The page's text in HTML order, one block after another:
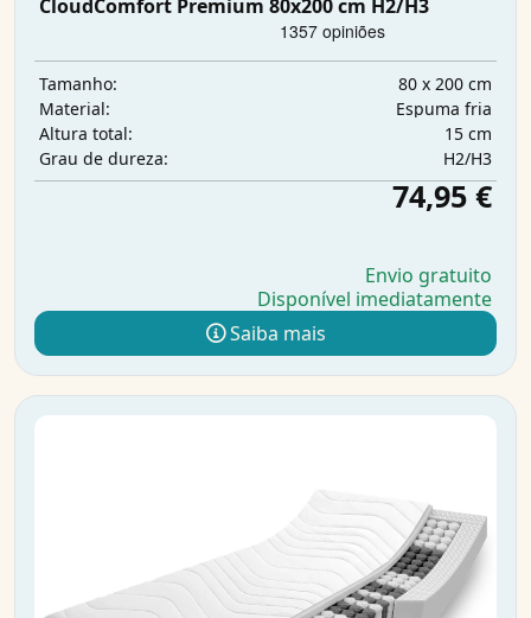
CloudComfort Premium 80x200 cm H2/H3
Tamanho:
80 x 200 cm
Material:
Espuma fria
Altura total:
15 cm
Grau de dureza:
H2/H3
74,95 €
Envio gratuito
Disponível imediatamente
Saiba mais